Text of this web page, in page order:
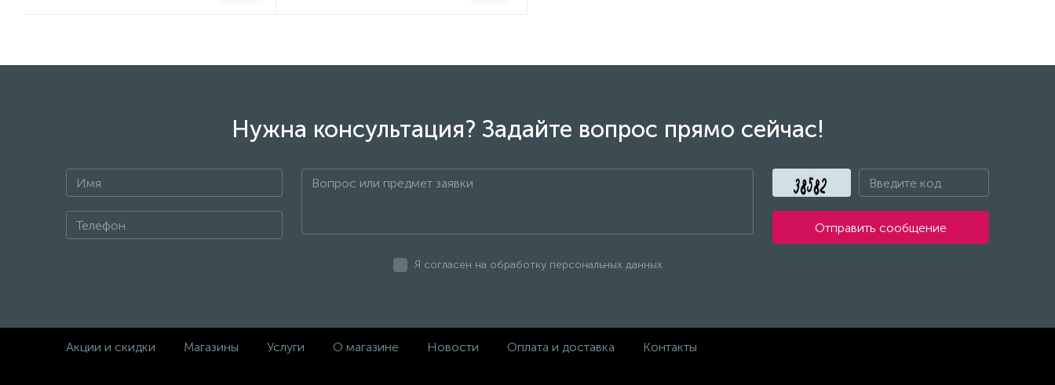
Нужна консультация? Задайте вопрос прямо сейчас!
Отправить сообщение
Я согласен на обработку персональных данных
Акции и скидки Магазины Услуги О магазине Новости Оплата и доставка Контакты